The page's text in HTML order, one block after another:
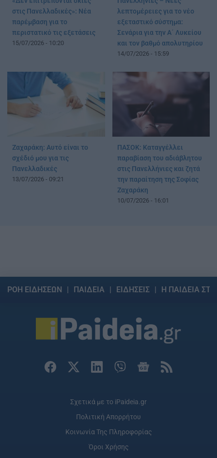
στις Πανελλαδικές»: Νέα
παρέμβαση για το
περιστατικό τις εξετάσεις
15/07/2026 - 10:20
λεπτομέρειες για το νέο
εξεταστικό σύστημα:
Σενάρια για την Α΄ Λυκείου
και τον βαθμό απολυτηρίου
14/07/2026 - 15:59
Ζαχαράκη: Αυτό είναι το
σχέδιό μου για τις
Πανελλαδικές
13/07/2026 - 09:21
ΠΑΣΟΚ: Καταγγέλλει
παραβίαση του αδιάβλητου
στις Πανελλήνιες και ζητά
την παραίτηση της Σοφίας
Ζαχαράκη
10/07/2026 - 16:01
ΡΟΗ ΕΙΔΗΣΕΩΝ ΠΑΙΔΕΙΑ ΕΙΔΗΣΕΙΣ Η ΠΑΙΔΕΙΑ
Σχετικά με το iPaideia.gr
Πολιτική Απορρήτου
Κοινωνία Της Πληροφορίας
Όροι Χρήσης